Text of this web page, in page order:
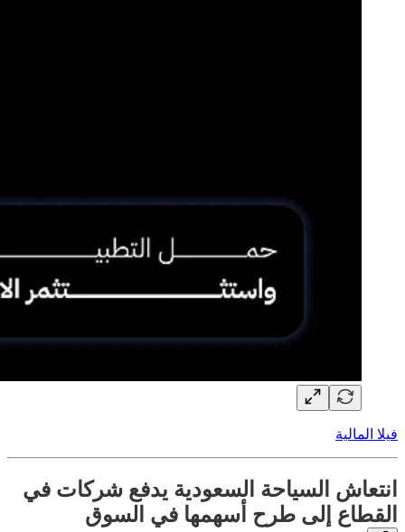
فيلا المالية
انتعاش السياحة السعودية يدفع شركات في
القطاع إلى طرح أسهمها في السوق